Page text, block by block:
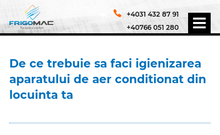
+4031 432 87 91
+40766 051 280
De ce trebuie sa faci igienizarea
aparatului de aer conditionat din
locuinta ta